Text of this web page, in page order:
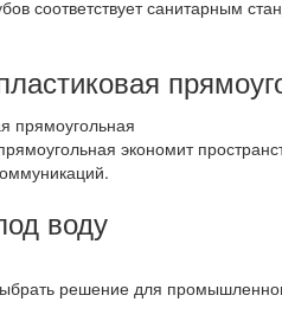
соответствует санитарным
экономит
воду
решение для